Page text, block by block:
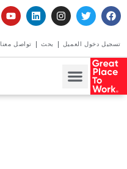
تسجيل دخول العميل بحث تواصل معنا